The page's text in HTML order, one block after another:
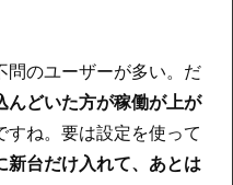
問のユーザーが多い。だ
んどいた方が稼働が上が
ね。要は設定を使って
新台だけ入れて、あとは